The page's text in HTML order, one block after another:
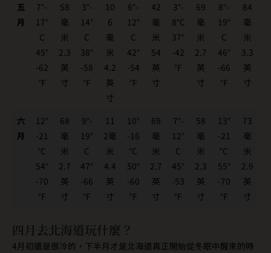
五
月
7°-
17°
C
45°
-62
°F
58
毫
米
2.3
英
寸
3°-
14°
C
38°
-58
°F
10
6
毫
米
4.2
英
寸
6°-
12°
C
42°
-54
°F
42
毫
米
54
英
寸
3°-
8°C
37°
-42
°F
69
毫
米
2.7
英
寸
8°-
19°
C
46°
-66
°F
84
毫
米
3.3
英
寸
六
月
12°
-21
°C
54°
-70
°F
68
毫
米
2.7
英
寸
9°-
19°
C
47°
-66
°F
11
2毫
米
4.4
英
寸
10°
-16
°C
50°
-60
°F
69
毫
米
2.7
英
寸
7°-
12°
C
45°
-53
°F
58
毫
米
2.3
英
寸
13°
-21
°C
55°
-70
°F
73
毫
米
2.9
英
寸
四月去北海道玩什麼？
4月初還是很冷的，下半月才是北海道真正開始從冬眠中醒來的時